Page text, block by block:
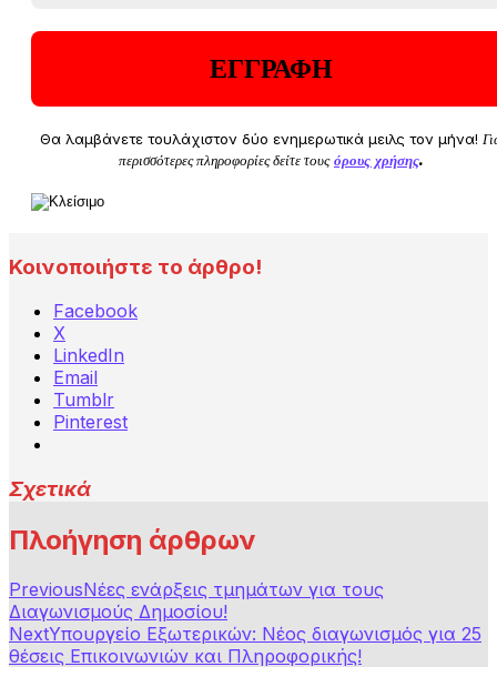
Θα λαμβάνετε τουλάχιστον δύο ενημερωτικά μειλς τον μήνα!
περισσότερες πληροφορίες δείτε τους όρους χρήσης.
Κοινοποιήστε το άρθρο!
Facebook
X
LinkedIn
Email
Tumblr
Pinterest
Σχετικά
Πλοήγηση άρθρων
PreviousΝέες ενάρξεις τμημάτων για τους
Διαγωνισμούς Δημοσίου!
NextΥπουργείο Εξωτερικών: Νέος διαγωνισμός για 25
θέσεις Επικοινωνιών και Πληροφορικής!